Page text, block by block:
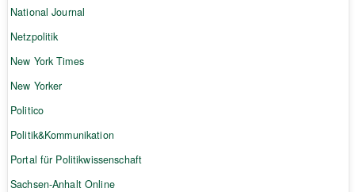
National Journal
Netzpolitik
New York Times
New Yorker
Politico
Politik&Kommunikation
Portal für Politikwissenschaft
Sachsen-Anhalt Online